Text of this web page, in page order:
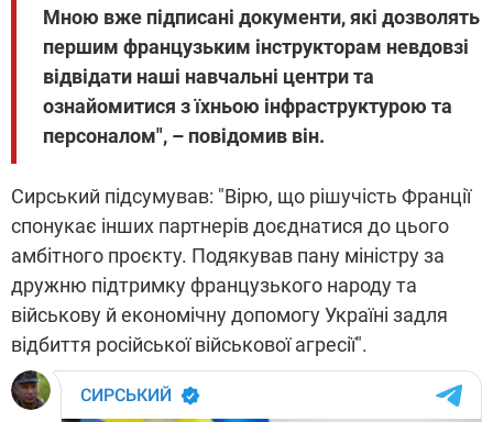
Мною вже підписані документи, які дозволять
першим французьким інструкторам невдовзі
відвідати наші навчальні центри та
ознайомитися з їхньою інфраструктурою та
персоналом", – повідомив він.
Сирський підсумував: "Вірю, що рішучість Франції
спонукає інших партнерів доєднатися до цього
амбітного проєкту. Подякував пану міністру за
дружню підтримку французького народу та
військову й економічну допомогу Україні задля
відбиття російської військової агресії".